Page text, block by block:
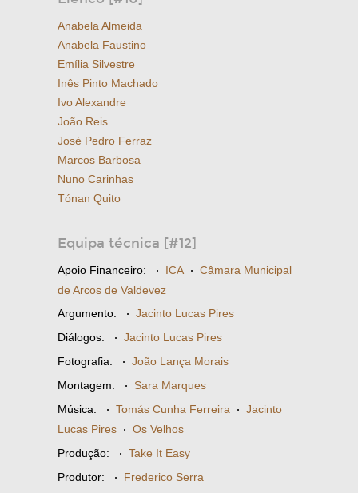
Anabela Almeida
Anabela Faustino
Emília Silvestre
Inês Pinto Machado
Ivo Alexandre
João Reis
José Pedro Ferraz
Marcos Barbosa
Nuno Carinhas
Tónan Quito
Equipa técnica [#12]
Apoio Financeiro: · ICA· Câmara Municipal
de Arcos de Valdevez
Argumento: · Jacinto Lucas Pires
Diálogos: · Jacinto Lucas Pires
Fotografia: · João Lança Morais
Montagem: · Sara Marques
Música: · Tomás Cunha Ferreira · Jacinto
Lucas Pires · Os Velhos
Produção: · Take It Easy
Produtor: · Frederico Serra